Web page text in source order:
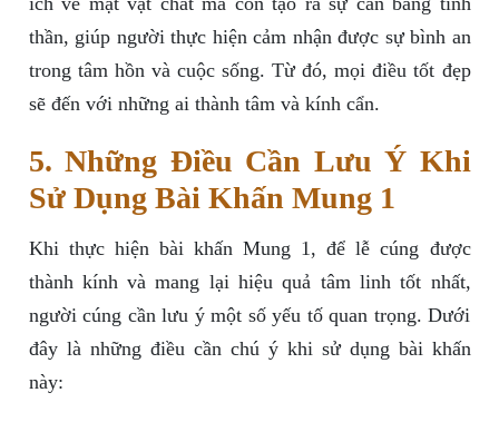
thần, giúp người thực hiện cảm nhận được sự bình an
trong tâm hồn và cuộc sống. Từ đó, mọi điều tốt đẹp
sẽ đến với những ai thành tâm và kính cẩn.
5. Những Điều Cần Lưu Ý Khi
Sử Dụng Bài Khấn Mung 1
Khi thực hiện bài khấn Mung 1, để lễ cúng được
thành kính và mang lại hiệu quả tâm linh tốt nhất,
người cúng cần lưu ý một số yếu tố quan trọng. Dưới
đây là những điều cần chú ý khi sử dụng bài khấn
này: